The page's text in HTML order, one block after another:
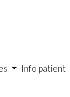
Info patient